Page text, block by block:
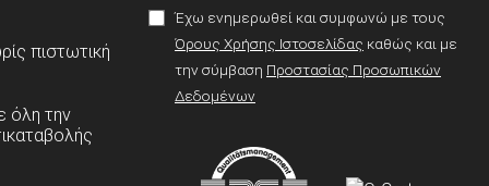
πιστωτική
όλη την
Έχω ενημερωθεί και συμφωνώ με τους
Όρους Χρήσης Ιστοσελίδας καθώς και με
την σύμβαση Προστασίας Προσωπικών
Δεδομένων